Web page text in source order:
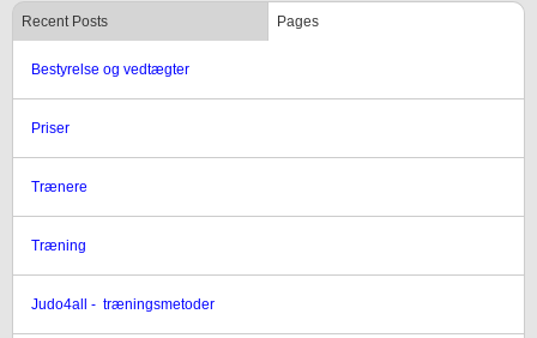
Recent Posts Pages
Bestyrelse og vedtægter
Priser
Trænere
Træning
Judo4all - træningsmetoder